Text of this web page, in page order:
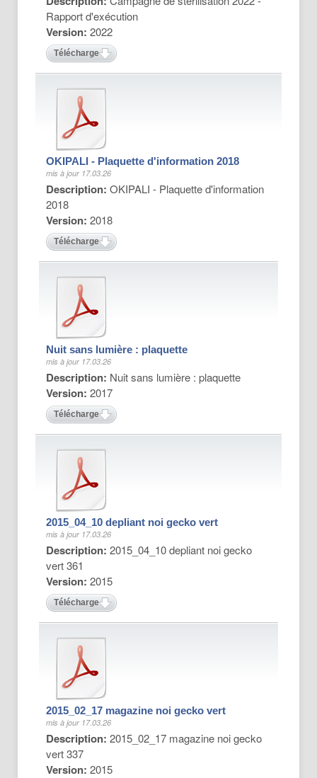
Rapport d'exécution
Version: 2022
Télécharger
OKIPALI - Plaquette d'information 2018
mis à jour 17.03.26
Description: OKIPALI - Plaquette d'information
2018
Version: 2018
Télécharger
Nuit sans lumière : plaquette
mis à jour 17.03.26
Description: Nuit sans lumière : plaquette
Version: 2017
Télécharger
2015_04_10 depliant noi gecko vert
mis à jour 17.03.26
Description: 2015_04_10 depliant noi gecko
vert 361
Version: 2015
Télécharger
2015_02_17 magazine noi gecko vert
mis à jour 17.03.26
Description: 2015_02_17 magazine noi gecko
vert 337
Version: 2015